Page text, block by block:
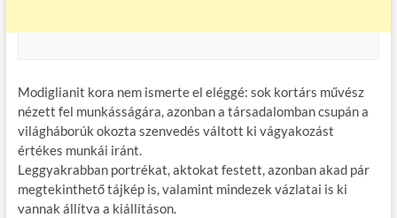
Modiglianit kora nem ismerte el eléggé: sok kortárs művész
nézett fel munkásságára, azonban a társadalomban csupán a
világháborúk okozta szenvedés váltott ki vágyakozást
értékes munkái iránt.
Leggyakrabban portrékat, aktokat festett, azonban akad pár
megtekinthető tájkép is, valamint mindezek vázlatai is ki
vannak állítva a kiállításon.